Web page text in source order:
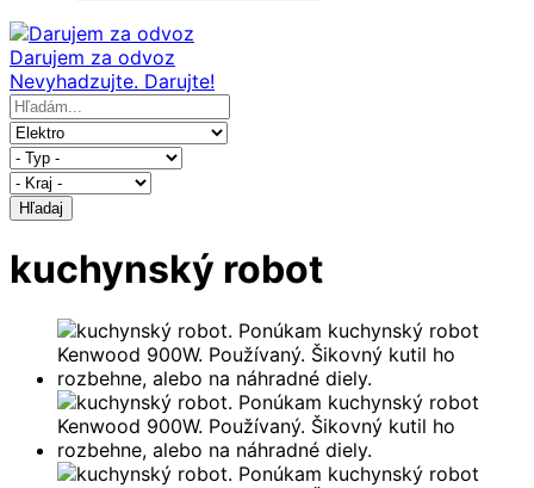
Darujem za odvoz
Nevyhadzujte. Darujte!
Hľadaj
kuchynský robot